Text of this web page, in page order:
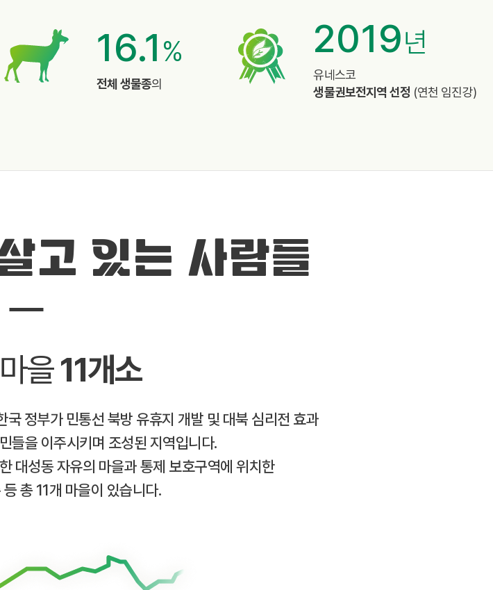
16.1 %
전체 생물종의
2019년
유네스코
생물권보전지역 선정 (연천 임진강)
고 있는 사람들
을11개소
정부가 민통선 북방 유휴지 개발 및 대북 심리전 효과
들을 이주시키며 조성된 지역입니다.
대성동 자유의 마을과 통제 보호구역에 위치한
총 11개 마을이 있습니다.